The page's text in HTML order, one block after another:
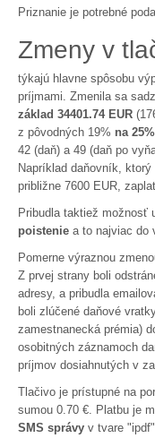
Priznanie je potrebné
Zmeny v
týkajú hlavne spôsobu
príjmami. Zmenila sa
základ 34401.74 EUR
z pôvodných 19% na 25%
42 (daň) a 49 (daň po
Napríklad daňovník,
približne 7600 EUR,
Pribudla taktiež možnosť
poistenie a to najviac do
Pomerne výraznou
Z prvej strany boli
adresy, a pribudla
boli zlúčené daňové
zamestnanecká prémia)
osobitných záznamoch
príjmov dosiahnutých v
Tlačivo je prístupné na
sumou 0.70 €. Platbu je
SMS správy v tvare